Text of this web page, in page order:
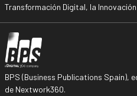
Transformación Digital, la
BPS (Business Publications Spain),
de Nextwork360.